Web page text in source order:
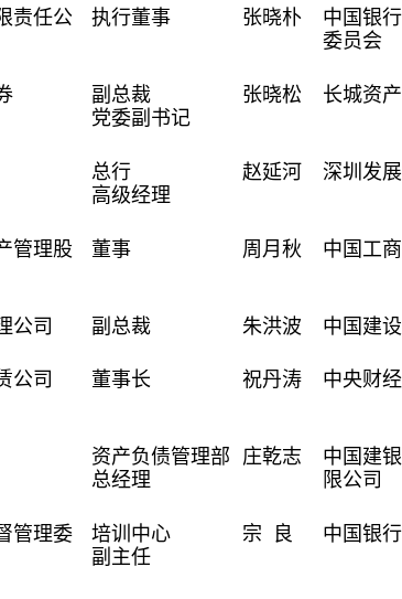
责任公
执行董事 张晓朴
中国银
委员会
副总裁
党委副书记
张晓松 长城资产
总行
高级经理
赵延河 深圳发
管理股
董事 周月秋 中国工
公司 副总裁 朱洪波 中国建
公司 董事长 祝丹涛 中央财
资产负债管理部
总经理
庄乾志
中国建
限公司
管理委
培训中心
副主任
宗 良 中国银行